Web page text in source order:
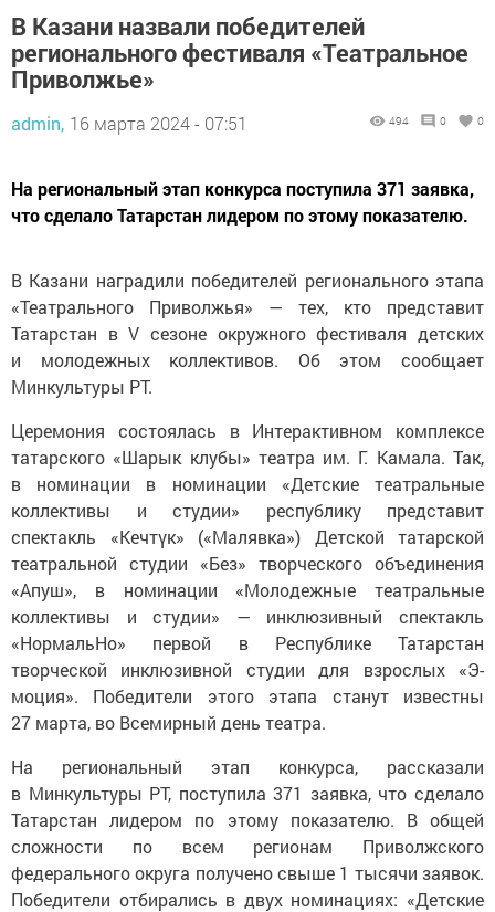
В Казани назвали победителей
регионального фестиваля «Театральное
Приволжье»
admin, 16 марта 2024 - 07:51 494 0 0
На региональный этап конкурса поступила 371 заявка,
что сделало Татарстан лидером по этому показателю.
В Казани наградили победителей регионального этапа
«Театрального Приволжья» — тех, кто представит
Татарстан в V сезоне окружного фестиваля детских
и молодежных коллективов. Об этом сообщает
Минкультуры РТ.
Церемония состоялась в Интерактивном комплексе
татарского «Шарык клубы» театра им. Г. Камала. Так,
в номинации в номинации «Детские театральные
коллективы и студии» республику представит
спектакль «Кечтүк» («Малявка») Детской татарской
театральной студии «Без» творческого объединения
«Апуш», в номинации «Молодежные театральные
коллективы и студии» — инклюзивный спектакль
«НормальНо» первой в Республике Татарстан
творческой инклюзивной студии для взрослых «Э-
моция». Победители этого этапа станут известны
27 марта, во Всемирный день театра.
На региональный этап конкурса, рассказали
в Минкультуры РТ, поступила 371 заявка, что сделало
Татарстан лидером по этому показателю. В общей
сложности по всем регионам Приволжского
федерального округа получено свыше 1 тысячи заявок.
Победители отбирались в двух номинациях: «Детские